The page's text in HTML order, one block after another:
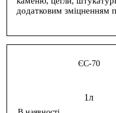
додатковим зміцненням
ЄС-70
1л